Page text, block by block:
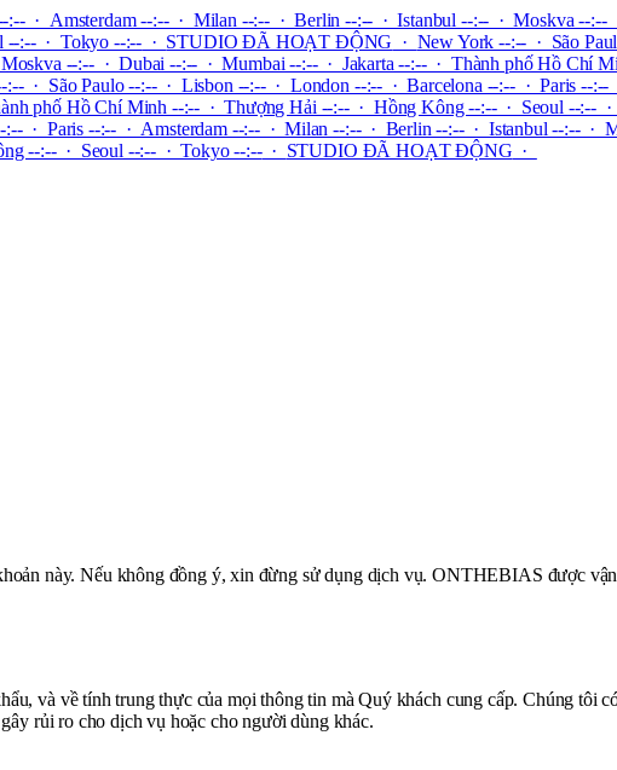
· Amsterdam --:-- · Milan --:-- · Berlin --:-- · Istanbul --:-- · Moskva --
--:-- · Tokyo --:-- · STUDIO ĐÃ HOẠT ĐỘNG · New York --:-- · São
--:-- · Dubai --:-- · Mumbai --:-- · Jakarta --:-- · Thành phố Hồ Chí
:-- · São Paulo --:-- · Lisbon --:-- · London --:-- · Barcelona --:-- · Paris --
phố Hồ Chí Minh --:-- · Thượng Hải --:-- · Hồng Kông --:-- · Seoul --:--
· Paris --:-- · Amsterdam --:-- · Milan --:-- · Berlin --:-- · Istanbul --:-- ·
--:-- · Seoul --:-- · Tokyo --:--· STUDIO ĐÃ HOẠT ĐỘNG ·
này. Nếu không đồng ý, xin đừng sử dụng dịch vụ. ONTHEBIAS được
và về tính trung thực của mọi thông tin mà Quý khách cung cấp. Chúng tôi
rủi ro cho dịch vụ hoặc cho người dùng khác.